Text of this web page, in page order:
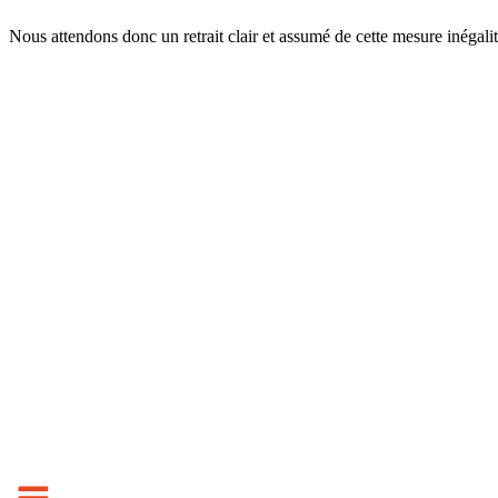
Nous attendons donc un retrait clair et assumé de cette mesure